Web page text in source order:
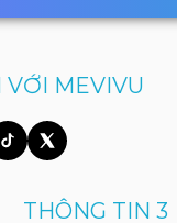
VỚI MEVIVU
THÔNG TIN 3